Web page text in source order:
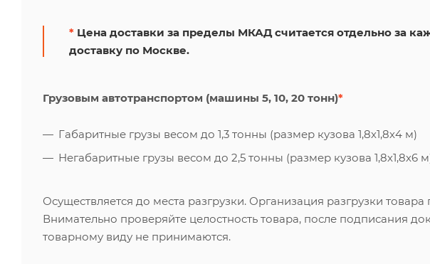
* Цена доставки за пределы МКАД считается отдельно за
доставку по Москве.
Грузовым автотранспортом (машины 5, 10, 20 тонн)*
Габаритные грузы весом до 1,3 тонны (размер кузова 1,8х1,8х4 м)
Негабаритные грузы весом до 2,5 тонны (размер кузова 1,8х1,8х6
Осуществляется до места разгрузки. Организация разгрузки
Внимательно проверяйте целостность товара, после подписания
товарному виду не принимаются.